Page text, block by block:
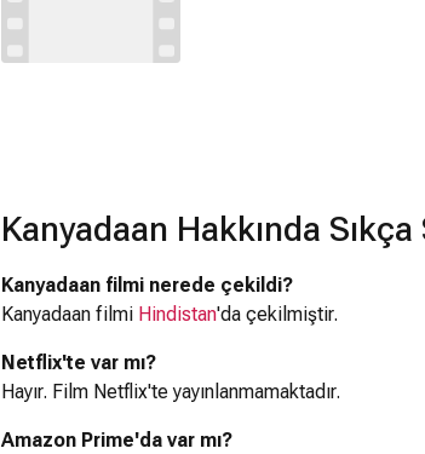
Kanyadaan Hakkında
Kanyadaan filmi nerede çekildi?
Kanyadaan filmi Hindistan'da çekilmiştir.
Netflix'te var mı?
Hayır. Film Netflix'te yayınlanmamaktadır.
Amazon Prime'da var mı?